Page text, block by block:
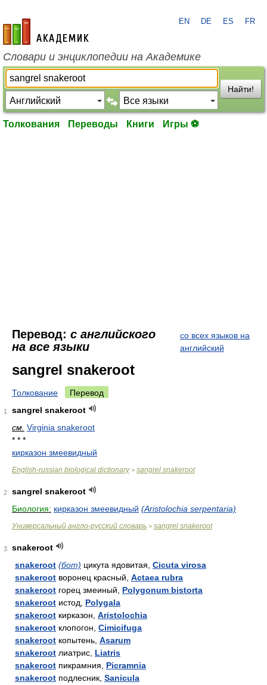
academic.ru
EN DE ES FR
Словари и энциклопедии на Академике
Найти!
Толкования Переводы Книги Игры ⚽
Перевод: с английского
на все языки
со всех языков на
английский
sangrel snakeroot
Толкование Перевод
1
sangrel snakeroot
см. Virginia snakeroot
* * *
кирказон змеевидный
English-russian biological dictionary> sangrel snakeroot
2
sangrel snakeroot
Биология: кирказон змеевидный (Aristolochia serpentaria)
Универсальный англо-русский словарь > sangrel snakeroot
3
snakeroot
snakeroot (бот) цикута ядовитая, Cicuta virosa
snakeroot воронец красный, Actaea rubra
snakeroot горец змеиный, Polygonum bistorta
snakeroot истод, Polygala
snakeroot кирказон, Aristolochia
snakeroot клопогон, Cimicifuga
snakeroot копытень, Asarum
snakeroot лиатрис, Liatris
snakeroot пикрамния, Picramnia
snakeroot подлесник, Sanicula